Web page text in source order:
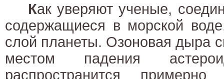
Как уверяют ученые,
содержащиеся в морской
слой планеты. Озоновая дыра
местом падения
распространится